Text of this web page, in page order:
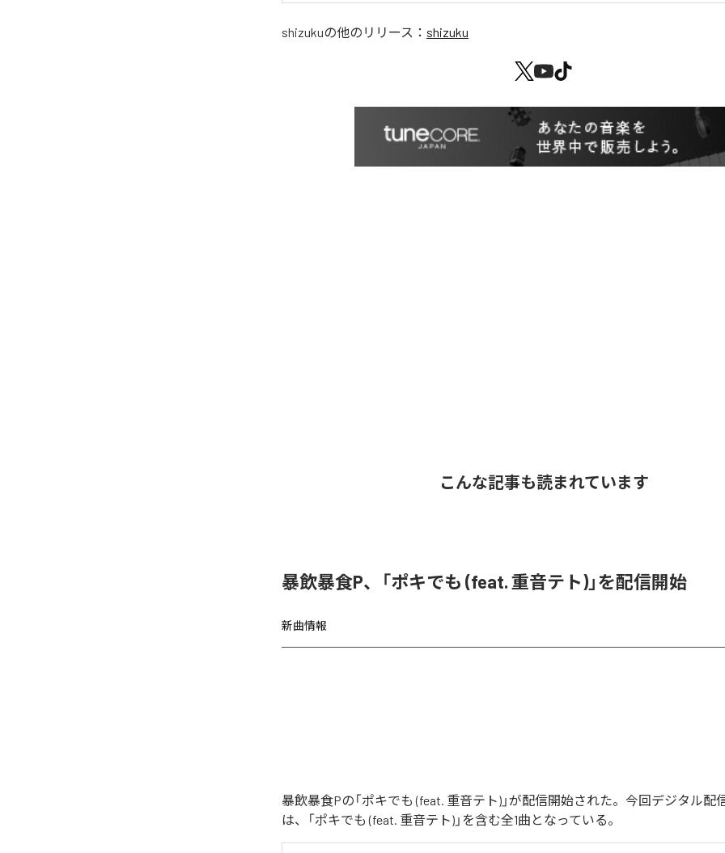
shizukuの他のリリース： shizuku
こんな記事も読まれています
暴飲暴食P、「ポキでも (feat. 重音テト)」を配信開始
新曲情報
暴飲暴食Pの「ポキでも (feat. 重音テト)」が配信開始された。今回デジタル配
は、「ポキでも (feat. 重音テト)」を含む全1曲となっている。